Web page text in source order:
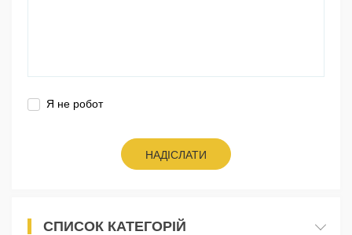
Я не робот
НАДІСЛАТИ
СПИСОК КАТЕГОРІЙ